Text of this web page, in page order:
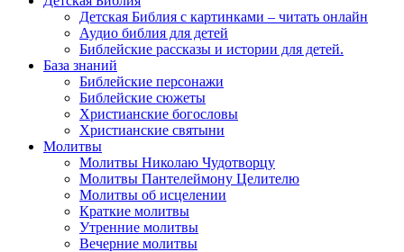
Детская Библия с картинками – читать онлайн
Аудио библия для детей
Библейские рассказы и истории для детей.
База знаний
Библейские персонажи
Библейские сюжеты
Христианские богословы
Христианские святыни
Молитвы
Молитвы Николаю Чудотворцу
Молитвы Пантелеймону Целителю
Молитвы об исцелении
Краткие молитвы
Утренние молитвы
Вечерние молитвы